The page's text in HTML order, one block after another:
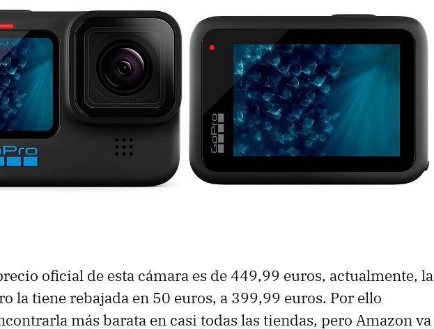
oficial de esta cámara es de 449,99 euros, actualmente, la
la tiene rebajada en 50 euros, a 399,99 euros. Por ello
más barata en casi todas las tiendas, pero Amazon va